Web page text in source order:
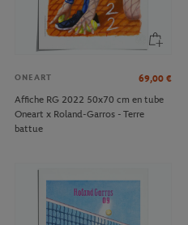
ONEART 69,00 €
Affiche RG 2022 50x70 cm en tube
Oneart x Roland-Garros - Terre
battue